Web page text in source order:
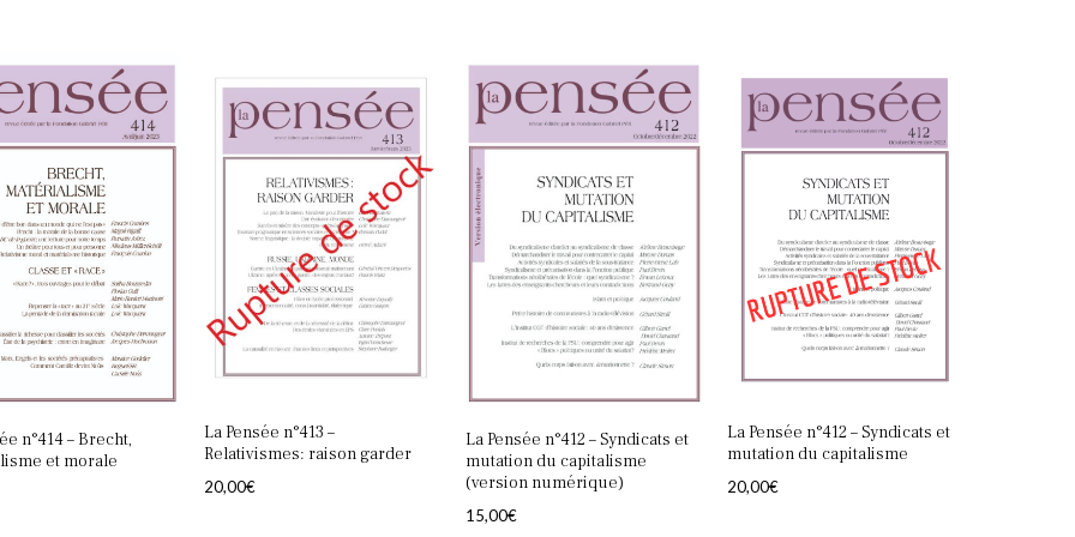
Votre panier est vide.
n°414 – Brecht,
et morale
La Pensée n°413 –
Relativismes: raison garder
20,00€
La Pensée n°412 – Syndicats et
mutation du capitalisme
(version numérique)
15,00€
La Pensée n°412 – Syndicats et
mutation du capitalisme
20,00€